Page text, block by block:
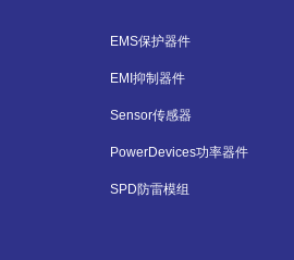
EMS保护器件
EMI抑制器件
Sensor传感器
PowerDevices功率器件
SPD防雷模组